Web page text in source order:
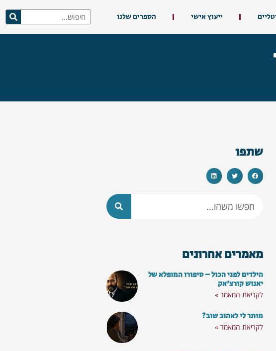
ייעוץ אישי הספרים שלנו
שתפו
מאמרים אחרונים
הילדים לפני הכול – סיפורו המופלא של
יאנוש קורצ'אק
לקריאת המאמר »
מותר לי לאהוב שוב?
לקריאת המאמר »